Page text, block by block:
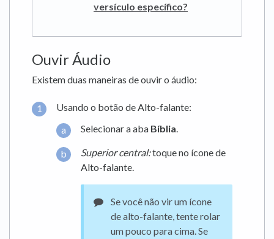
versículo específico?
Ouvir Áudio
Existem duas maneiras de ouvir o áudio:
Usando o botão de Alto-falante:
Selecionar a aba Bíblia
Superior central:toque no ícone de
Alto-falante.
Se você não vir um ícone
de alto-falante, tente rolar
um pouco para cima. Se